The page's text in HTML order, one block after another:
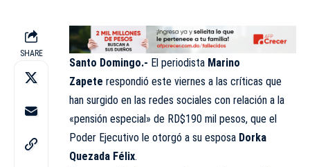
SHARE
Santo Domingo.- El periodista Marino
Zapete respondió este viernes a las críticas que
han surgido en las redes sociales con relación a la
«pensión especial» de RD$190 mil pesos, que el
Poder Ejecutivo le otorgó a su esposa Dorka
Quezada Félix.